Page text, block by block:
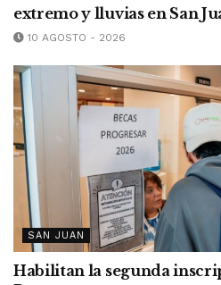
extremo y lluvias en San
10 AGOSTO - 2026
SAN JUAN
Habilitan la segunda